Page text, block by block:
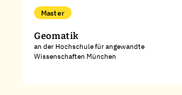
Master
Geomatik
an der Hochschule für angewandte
Wissenschaften München